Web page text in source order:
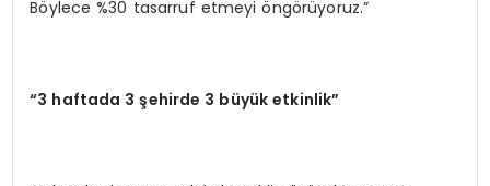
Böylece %30 tasarruf etmeyi öngörüyoruz.”
“3 haftada 3 şehirde 3 büyük etkinlik”